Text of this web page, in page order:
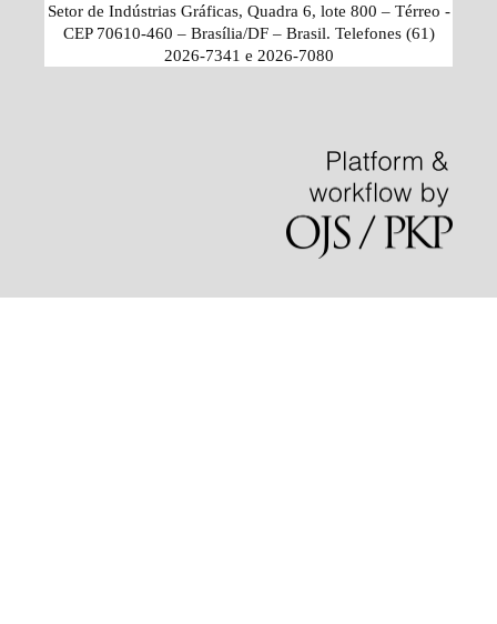
Setor de Indústrias Gráficas, Quadra 6, lote 800 – Térreo -
CEP 70610-460 – Brasília/DF – Brasil. Telefones(61)
2026-7341 e 2026-7080